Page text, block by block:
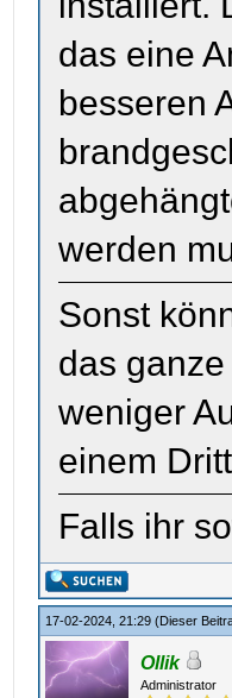
das eine
besseren
werden
Sonst
das
weniger
einem
Falls ihr
17-02-2024, 21:29(Dieser
Ollik
Administrator